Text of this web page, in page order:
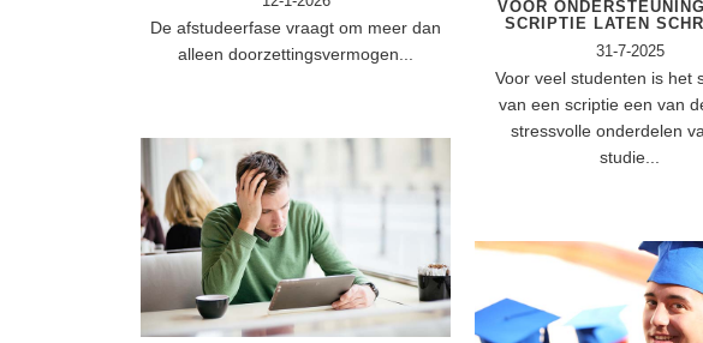
De afstudeerfase vraagt om meer dan
alleen doorzettingsvermogen...
VOOR
SCRIPTIE LATEN
31-7-2025
Voor veel studenten is het
van een scriptie een van
stressvolle onderdelen
studie...